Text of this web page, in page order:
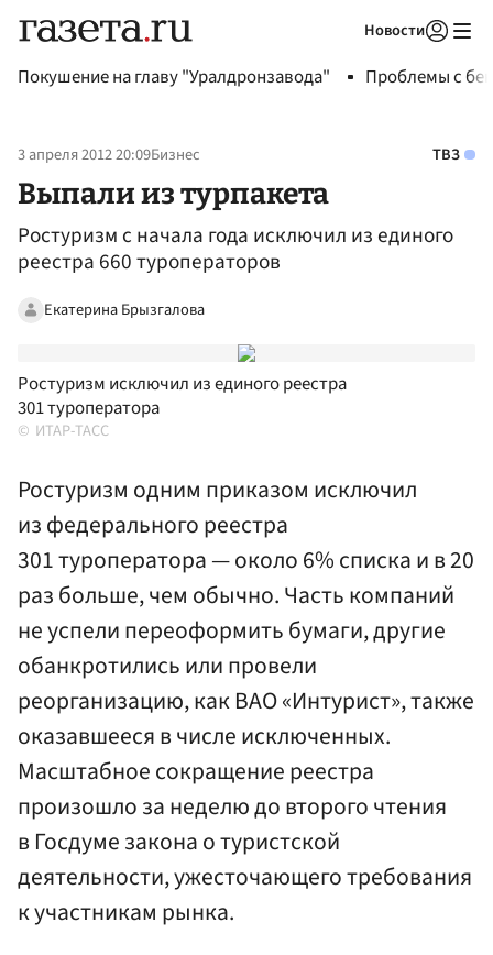
Новости
Покушение на главу "Уралдронзавода" Проблемы с
3 апреля 2012 20:09Бизнес ТВЗ
Выпали из турпакета
Ростуризм с начала года исключил из единого
реестра 660 туроператоров
Екатерина Брызгалова
Ростуризм исключил из единого реестра
301 туроператора
ИТАР-ТАСС
Ростуризм одним приказом исключил
из федерального реестра
301 туроператора — около 6% списка и в 20
раз больше, чем обычно. Часть компаний
не успели переоформить бумаги, другие
обанкротились или провели
реорганизацию, как ВАО «Интурист», также
оказавшееся в числе исключенных.
Масштабное сокращение реестра
произошло за неделю до второго чтения
в Госдуме закона о туристской
деятельности, ужесточающего требования
к участникам рынка.